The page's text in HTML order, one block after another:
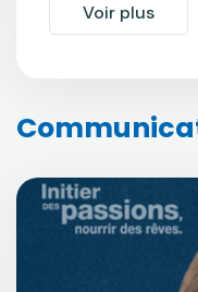
Voir plus